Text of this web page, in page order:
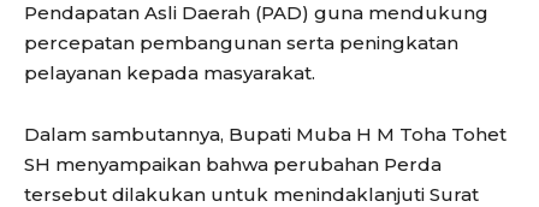
Pendapatan Asli Daerah (PAD) guna mendukung
percepatan pembangunan serta peningkatan
pelayanan kepada masyarakat.
Dalam sambutannya, Bupati Muba H M Toha Tohet
SH menyampaikan bahwa perubahan Perda
tersebut dilakukan untuk menindaklanjuti Surat